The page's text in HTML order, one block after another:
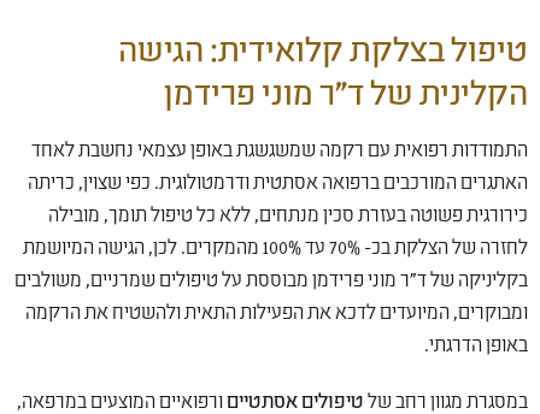
טיפול בצלקת קלואידית: הגישה
הקלינית של ד"ר מוני פרידמן
התמודדות רפואית עם רקמה שמשגשגת באופן עצמאי נחשבת לאחד
האתגרים המורכבים ברפואה אסתטית ודרמטולוגית. כפי שצוין, כריתה
כירורגית פשוטה בעזרת סכין מנתחים, ללא כל טיפול תומך, מובילה
לחזרה של הצלקת בכ- 70% עד 100% מהמקרים. לכן, הגישה המיושמת
בקליניקה של ד"ר מוני פרידמן מבוססת על טיפולים שמרניים, משולבים
ומבוקרים, המיועדים לדכא את הפעילות התאית ולהשטיח את הרקמה
באופן הדרגתי.
במסגרת מגוון רחב של טיפולים אסתטיים ורפואיים המוצעים במרפאה,